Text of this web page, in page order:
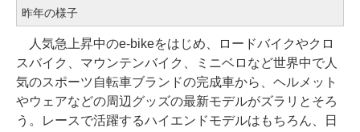
昨年の様子
人気急上昇中のe-bikeをはじめ、ロードバイクやクロ
スバイク、マウンテンバイク、ミニベロなど世界中で人
気のスポーツ自転車ブランドの完成車から、ヘルメット
やウェアなどの周辺グッズの最新モデルがズラリとそろ
う。レースで活躍するハイエンドモデルはもちろん、日